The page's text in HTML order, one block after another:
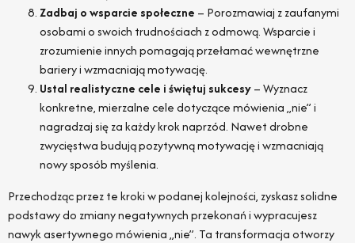
Zadbaj o wsparcie społeczne – Porozmawiaj z zaufanymi
osobami o swoich trudnościach z odmową. Wsparcie i
zrozumienie innych pomagają przełamać wewnętrzne
bariery i wzmacniają motywację.
Ustal realistyczne cele i świętuj sukcesy– Wyznacz
konkretne, mierzalne cele dotyczące mówienia „nie” i
nagradzaj się za każdy krok naprzód. Nawet drobne
zwycięstwa budują pozytywną motywację i wzmacniają
nowy sposób myślenia.
Przechodząc przez te kroki w podanej kolejności, zyskasz solidne
podstawy do zmiany negatywnych przekonań i wypracujesz
nawyk asertywnego mówienia „nie”. Ta transformacja otworzy